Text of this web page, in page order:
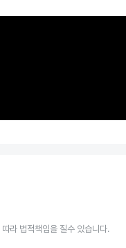
라 법적책임을 질수 있습니다.